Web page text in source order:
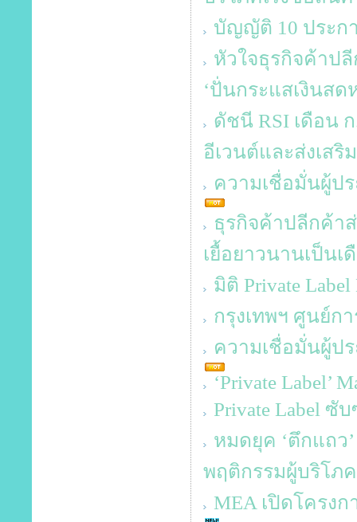
บัญญัติ 10 ประกา
หัวใจธุรกิจค้าป
‘ปั่นกระแสเงินสด
ดัชนี RSI เดือน
อีเวนต์และส่งเส
ความเชื่อมั่นผู้ป
ธุรกิจค้าปลีกค้า
เยื้อยาวนานเป็นเ
มิติ Private
กรุงเทพฯ ศูนย์ก
ความเชื่อมั่นผู้ป
‘Private Label’
Private Label
หมดยุค ‘ตึกแถว
พฤติกรรมผู้บริโภ
MEA เปิดโครงก